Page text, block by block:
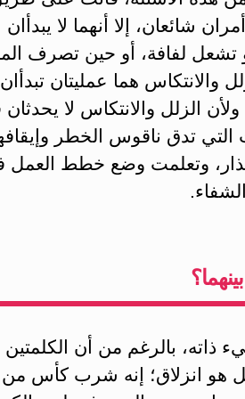
شائعان، إلا أنهما لا يبدأان
لفافة، أو حين تصرف
والانتكاس هما عمليتان
الزلل والانتكاس لا يحدثان
تدق ناقوس الخطر
وتعلمت وضع خطط العمل
ذاته، بالرغم من أن الكلمتين
هو انزلاق؛ إنه شرب كأس من